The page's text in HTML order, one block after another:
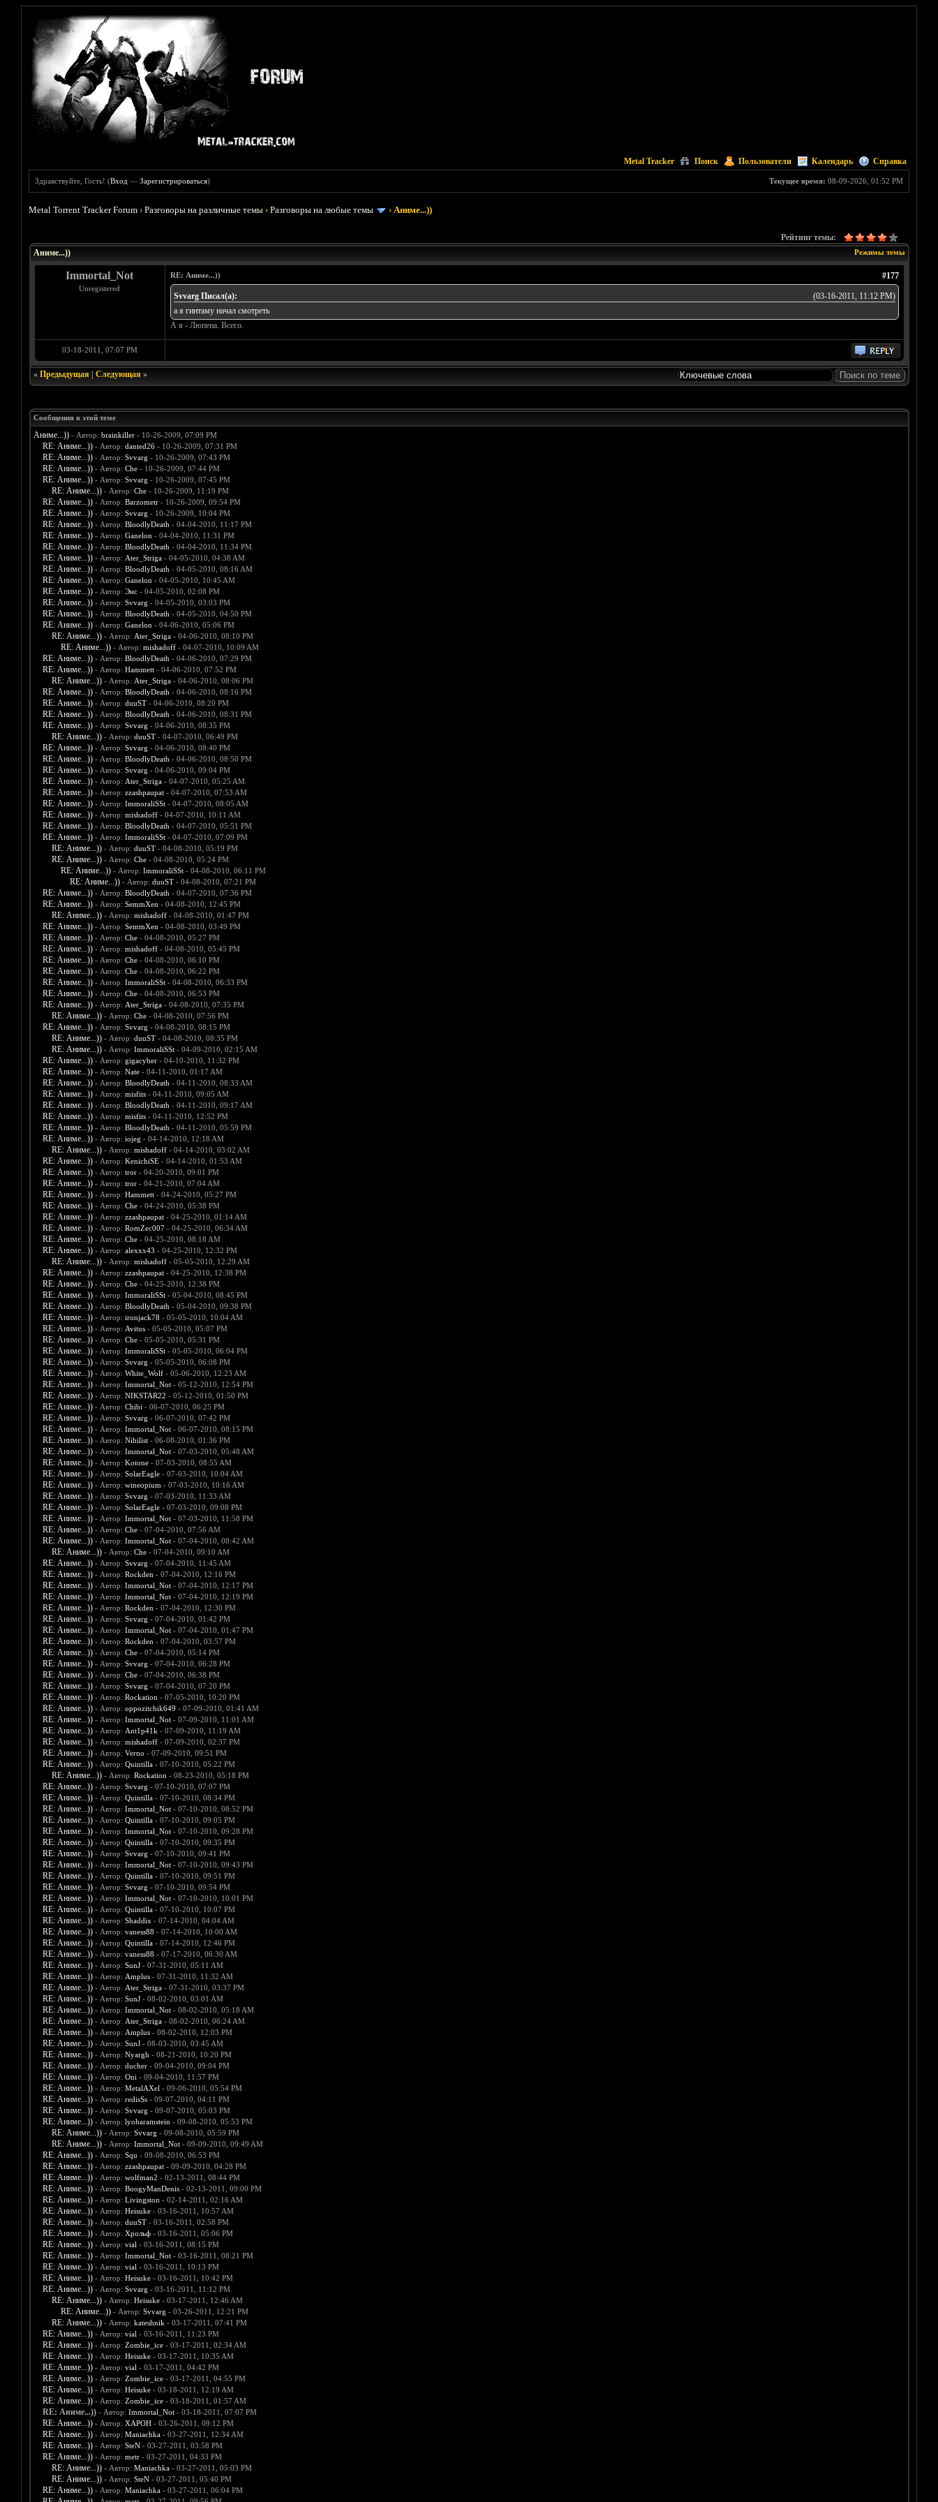
Metal Tracker Поиск Пользователи Календарь Справка
Текущее время: 08-09-2026, 01:52 PM
Здравствуйте, Гость! (Вход —Зарегистрироваться)
Metal Torrent Tracker Forum ›Разговоры на различные темы ›Разговоры на любые темы ›Аниме...))
Рейтинг темы:
Режимы темы
Аниме...))
Immortal_Not
Unregistered
#177
RE: Аниме...))
(03-16-2011, 11:12 PM)
Svvarg Писал(а):
а я гинтаму начал смотреть
А я - Люпена. Всего.
03-18-2011, 07:07 PM
« Предыдущая| Следующая»
Сообщения в этой теме
Аниме...)) - Автор: brainkiller- 10-26-2009, 07:09 PM
RE: Аниме...)) - Автор: danted26- 10-26-2009, 07:31 PM
RE: Аниме...)) - Автор: Svvarg - 10-26-2009, 07:43 PM
RE: Аниме...)) - Автор: Che- 10-26-2009, 07:44 PM
RE: Аниме...)) - Автор: Svvarg - 10-26-2009, 07:45 PM
RE: Аниме...)) - Автор: Che- 10-26-2009, 11:19 PM
RE: Аниме...)) - Автор: Barzometr- 10-26-2009, 09:54 PM
RE: Аниме...)) - Автор: Svvarg - 10-26-2009, 10:04 PM
RE: Аниме...)) - Автор: BloodlyDeath - 04-04-2010, 11:17 PM
RE: Аниме...)) - Автор: Ganelon - 04-04-2010, 11:31 PM
RE: Аниме...)) - Автор: BloodlyDeath - 04-04-2010, 11:34 PM
RE: Аниме...)) - Автор: Ater_Striga- 04-05-2010, 04:38 AM
RE: Аниме...)) - Автор: BloodlyDeath - 04-05-2010, 08:16 AM
RE: Аниме...)) - Автор: Ganelon - 04-05-2010, 10:45 AM
RE: Аниме...)) - Автор: Энс- 04-05-2010, 02:08 PM
RE: Аниме...)) - Автор: Svvarg - 04-05-2010, 03:03 PM
RE: Аниме...)) - Автор: BloodlyDeath - 04-05-2010, 04:50 PM
RE: Аниме...)) - Автор: Ganelon - 04-06-2010, 05:06 PM
RE: Аниме...)) - Автор: Ater_Striga- 04-06-2010, 08:10 PM
RE: Аниме...)) - Автор: mishadoff- 04-07-2010, 10:09 AM
RE: Аниме...)) - Автор: BloodlyDeath - 04-06-2010, 07:29 PM
RE: Аниме...)) - Автор: Hammett- 04-06-2010, 07:52 PM
RE: Аниме...)) - Автор: Ater_Striga- 04-06-2010, 08:06 PM
RE: Аниме...)) - Автор: BloodlyDeath - 04-06-2010, 08:16 PM
RE: Аниме...)) - Автор: duuST- 04-06-2010, 08:20 PM
RE: Аниме...)) - Автор: BloodlyDeath - 04-06-2010, 08:31 PM
RE: Аниме...)) - Автор: Svvarg - 04-06-2010, 08:35 PM
RE: Аниме...)) - Автор: duuST- 04-07-2010, 06:49 PM
RE: Аниме...)) - Автор: Svvarg - 04-06-2010, 08:40 PM
RE: Аниме...)) - Автор: BloodlyDeath - 04-06-2010, 08:50 PM
RE: Аниме...)) - Автор: Svvarg - 04-06-2010, 09:04 PM
RE: Аниме...)) - Автор: Ater_Striga- 04-07-2010, 05:25 AM
RE: Аниме...)) - Автор: zzashpaupat- 04-07-2010, 07:53 AM
RE: Аниме...)) - Автор: ImmoraliSSt- 04-07-2010, 08:05 AM
RE: Аниме...)) - Автор: mishadoff- 04-07-2010, 10:11 AM
RE: Аниме...)) - Автор: BloodlyDeath - 04-07-2010, 05:51 PM
RE: Аниме...)) - Автор: ImmoraliSSt- 04-07-2010, 07:09 PM
RE: Аниме...)) - Автор: duuST- 04-08-2010, 05:19 PM
RE: Аниме...)) - Автор: Che- 04-08-2010, 05:24 PM
RE: Аниме...)) - Автор: ImmoraliSSt- 04-08-2010, 06:11 PM
RE: Аниме...)) - Автор: duuST- 04-08-2010, 07:21 PM
RE: Аниме...)) - Автор: BloodlyDeath - 04-07-2010, 07:36 PM
RE: Аниме...)) - Автор: SemmXen - 04-08-2010, 12:45 PM
RE: Аниме...)) - Автор: mishadoff- 04-08-2010, 01:47 PM
RE: Аниме...)) - Автор: SemmXen - 04-08-2010, 03:49 PM
RE: Аниме...)) - Автор: Che- 04-08-2010, 05:27 PM
RE: Аниме...)) - Автор: mishadoff- 04-08-2010, 05:45 PM
RE: Аниме...)) - Автор: Che- 04-08-2010, 06:10 PM
RE: Аниме...)) - Автор: Che- 04-08-2010, 06:22 PM
RE: Аниме...)) - Автор: ImmoraliSSt- 04-08-2010, 06:33 PM
RE: Аниме...)) - Автор: Che- 04-08-2010, 06:53 PM
RE: Аниме...)) - Автор: Ater_Striga- 04-08-2010, 07:35 PM
RE: Аниме...)) - Автор: Che- 04-08-2010, 07:56 PM
RE: Аниме...)) - Автор: Svvarg - 04-08-2010, 08:15 PM
RE: Аниме...)) - Автор: duuST- 04-08-2010, 08:35 PM
RE: Аниме...)) - Автор: ImmoraliSSt- 04-09-2010, 02:15 AM
RE: Аниме...)) - Автор: gigacyber- 04-10-2010, 11:32 PM
RE: Аниме...)) - Автор: Nate- 04-11-2010, 01:17 AM
RE: Аниме...)) - Автор: BloodlyDeath - 04-11-2010, 08:33 AM
RE: Аниме...)) - Автор: misfits- 04-11-2010, 09:05 AM
RE: Аниме...)) - Автор: BloodlyDeath - 04-11-2010, 09:17 AM
RE: Аниме...)) - Автор: misfits- 04-11-2010, 12:52 PM
RE: Аниме...)) - Автор: BloodlyDeath - 04-11-2010, 05:59 PM
RE: Аниме...)) - Автор: iojeg - 04-14-2010, 12:18 AM
RE: Аниме...)) - Автор: mishadoff- 04-14-2010, 03:02 AM
RE: Аниме...)) - Автор: KenichiSE- 04-14-2010, 01:53 AM
RE: Аниме...)) - Автор: tror- 04-20-2010, 09:01 PM
RE: Аниме...)) - Автор: tror- 04-21-2010, 07:04 AM
RE: Аниме...)) - Автор: Hammett- 04-24-2010, 05:27 PM
RE: Аниме...)) - Автор: Che- 04-24-2010, 05:38 PM
RE: Аниме...)) - Автор: zzashpaupat- 04-25-2010, 01:14 AM
RE: Аниме...)) - Автор: RomZec007- 04-25-2010, 06:34 AM
RE: Аниме...)) - Автор: Che- 04-25-2010, 08:18 AM
RE: Аниме...)) - Автор: alexxx43 - 04-25-2010, 12:32 PM
RE: Аниме...)) - Автор: mishadoff- 05-05-2010, 12:29 AM
RE: Аниме...)) - Автор: zzashpaupat- 04-25-2010, 12:38 PM
RE: Аниме...)) - Автор: Che- 04-25-2010, 12:38 PM
RE: Аниме...)) - Автор: ImmoraliSSt- 05-04-2010, 08:45 PM
RE: Аниме...)) - Автор: BloodlyDeath - 05-04-2010, 09:38 PM
RE: Аниме...)) - Автор: ironjack78 - 05-05-2010, 10:04 AM
RE: Аниме...)) - Автор: Avitus- 05-05-2010, 05:07 PM
RE: Аниме...)) - Автор: Che- 05-05-2010, 05:31 PM
RE: Аниме...)) - Автор: ImmoraliSSt- 05-05-2010, 06:04 PM
RE: Аниме...)) - Автор: Svvarg - 05-05-2010, 06:08 PM
RE: Аниме...)) - Автор: White_Wolf- 05-06-2010, 12:23 AM
RE: Аниме...)) - Автор: Immortal_Not- 05-12-2010, 12:54 PM
RE: Аниме...)) - Автор: NIKSTAR22 - 05-12-2010, 01:50 PM
RE: Аниме...)) - Автор: Chibi - 06-07-2010, 06:25 PM
RE: Аниме...)) - Автор: Svvarg - 06-07-2010, 07:42 PM
RE: Аниме...)) - Автор: Immortal_Not- 06-07-2010, 08:15 PM
RE: Аниме...)) - Автор: Nihilist- 06-08-2010, 01:36 PM
RE: Аниме...)) - Автор: Immortal_Not- 07-03-2010, 05:48 AM
RE: Аниме...)) - Автор: Kotone- 07-03-2010, 08:55 AM
RE: Аниме...)) - Автор: SolarEagle- 07-03-2010, 10:04 AM
RE: Аниме...)) - Автор: wineopium - 07-03-2010, 10:16 AM
RE: Аниме...)) - Автор: Svvarg - 07-03-2010, 11:33 AM
RE: Аниме...)) - Автор: SolarEagle- 07-03-2010, 09:08 PM
RE: Аниме...)) - Автор: Immortal_Not- 07-03-2010, 11:58 PM
RE: Аниме...)) - Автор: Che- 07-04-2010, 07:56 AM
RE: Аниме...)) - Автор: Immortal_Not- 07-04-2010, 08:42 AM
RE: Аниме...)) - Автор: Che- 07-04-2010, 09:10 AM
RE: Аниме...)) - Автор: Svvarg - 07-04-2010, 11:45 AM
RE: Аниме...)) - Автор: Rockden - 07-04-2010, 12:16 PM
RE: Аниме...)) - Автор: Immortal_Not- 07-04-2010, 12:17 PM
RE: Аниме...)) - Автор: Immortal_Not- 07-04-2010, 12:19 PM
RE: Аниме...)) - Автор: Rockden - 07-04-2010, 12:30 PM
RE: Аниме...)) - Автор: Svvarg - 07-04-2010, 01:42 PM
RE: Аниме...)) - Автор: Immortal_Not- 07-04-2010, 01:47 PM
RE: Аниме...)) - Автор: Rockden - 07-04-2010, 03:57 PM
RE: Аниме...)) - Автор: Che- 07-04-2010, 05:14 PM
RE: Аниме...)) - Автор: Svvarg - 07-04-2010, 06:28 PM
RE: Аниме...)) - Автор: Che- 07-04-2010, 06:38 PM
RE: Аниме...)) - Автор: Svvarg - 07-04-2010, 07:20 PM
RE: Аниме...)) - Автор: Rockation - 07-05-2010, 10:20 PM
RE: Аниме...)) - Автор: oppozitchik649 - 07-09-2010, 01:41 AM
RE: Аниме...)) - Автор: Immortal_Not- 07-09-2010, 11:01 AM
RE: Аниме...)) - Автор: Ant1p41k - 07-09-2010, 11:19 AM
RE: Аниме...)) - Автор: mishadoff- 07-09-2010, 02:37 PM
RE: Аниме...)) - Автор: Verno - 07-09-2010, 09:51 PM
RE: Аниме...)) - Автор: Quintilla- 07-10-2010, 05:22 PM
RE: Аниме...)) - Автор: Rockation - 08-23-2010, 05:18 PM
RE: Аниме...)) - Автор: Svvarg - 07-10-2010, 07:07 PM
RE: Аниме...)) - Автор: Quintilla- 07-10-2010, 08:34 PM
RE: Аниме...)) - Автор: Immortal_Not- 07-10-2010, 08:52 PM
RE: Аниме...)) - Автор: Quintilla- 07-10-2010, 09:05 PM
RE: Аниме...)) - Автор: Immortal_Not- 07-10-2010, 09:28 PM
RE: Аниме...)) - Автор: Quintilla- 07-10-2010, 09:35 PM
RE: Аниме...)) - Автор: Svvarg - 07-10-2010, 09:41 PM
RE: Аниме...)) - Автор: Immortal_Not- 07-10-2010, 09:43 PM
RE: Аниме...)) - Автор: Quintilla- 07-10-2010, 09:51 PM
RE: Аниме...)) - Автор: Svvarg - 07-10-2010, 09:54 PM
RE: Аниме...)) - Автор: Immortal_Not- 07-10-2010, 10:01 PM
RE: Аниме...)) - Автор: Quintilla- 07-10-2010, 10:07 PM
RE: Аниме...)) - Автор: Shaddix - 07-14-2010, 04:04 AM
RE: Аниме...)) - Автор: vaness88 - 07-14-2010, 10:00 AM
RE: Аниме...)) - Автор: Quintilla- 07-14-2010, 12:46 PM
RE: Аниме...)) - Автор: vaness88 - 07-17-2010, 06:30 AM
RE: Аниме...)) - Автор: SunJ- 07-31-2010, 05:11 AM
RE: Аниме...)) - Автор: Amplus- 07-31-2010, 11:32 AM
RE: Аниме...)) - Автор: Ater_Striga- 07-31-2010, 03:37 PM
RE: Аниме...)) - Автор: SunJ- 08-02-2010, 03:01 AM
RE: Аниме...)) - Автор: Immortal_Not- 08-02-2010, 05:18 AM
RE: Аниме...)) - Автор: Ater_Striga- 08-02-2010, 06:24 AM
RE: Аниме...)) - Автор: Amplus- 08-02-2010, 12:03 PM
RE: Аниме...)) - Автор: SunJ- 08-03-2010, 03:45 AM
RE: Аниме...)) - Автор: Nyargh - 08-21-2010, 10:20 PM
RE: Аниме...)) - Автор: ducher- 09-04-2010, 09:04 PM
RE: Аниме...)) - Автор: Oni - 09-04-2010, 11:57 PM
RE: Аниме...)) - Автор: MetalAXel - 09-06-2010, 05:54 PM
RE: Аниме...)) - Автор: redisSs- 09-07-2010, 04:11 PM
RE: Аниме...)) - Автор: Svvarg - 09-07-2010, 05:03 PM
RE: Аниме...)) - Автор: lyoharamstein - 09-08-2010, 05:53 PM
RE: Аниме...)) - Автор: Svvarg - 09-08-2010, 05:59 PM
RE: Аниме...)) - Автор: Immortal_Not- 09-09-2010, 09:49 AM
RE: Аниме...)) - Автор: Squ - 09-08-2010, 06:53 PM
RE: Аниме...)) - Автор: zzashpaupat- 09-09-2010, 04:28 PM
RE: Аниме...)) - Автор: wolfman2 - 02-13-2011, 08:44 PM
RE: Аниме...)) - Автор: BoogyManDenis- 02-13-2011, 09:00 PM
RE: Аниме...)) - Автор: Livingston - 02-14-2011, 02:16 AM
RE: Аниме...)) - Автор: Heisuke- 03-16-2011, 10:57 AM
RE: Аниме...)) - Автор: duuST- 03-16-2011, 02:58 PM
RE: Аниме...)) - Автор: Хрольф- 03-16-2011, 05:06 PM
RE: Аниме...)) - Автор: vial - 03-16-2011, 08:15 PM
RE: Аниме...)) - Автор: Immortal_Not- 03-16-2011, 08:21 PM
RE: Аниме...)) - Автор: vial - 03-16-2011, 10:13 PM
RE: Аниме...)) - Автор: Heisuke- 03-16-2011, 10:42 PM
RE: Аниме...)) - Автор: Svvarg - 03-16-2011, 11:12 PM
RE: Аниме...)) - Автор: Heisuke- 03-17-2011, 12:46 AM
RE: Аниме...)) - Автор: Svvarg - 03-26-2011, 12:21 PM
RE: Аниме...)) - Автор: kateshnik - 03-17-2011, 07:41 PM
RE: Аниме...)) - Автор: vial - 03-16-2011, 11:23 PM
RE: Аниме...)) - Автор: Zombie_ice- 03-17-2011, 02:34 AM
RE: Аниме...)) - Автор: Heisuke- 03-17-2011, 10:35 AM
RE: Аниме...)) - Автор: vial - 03-17-2011, 04:42 PM
RE: Аниме...)) - Автор: Zombie_ice- 03-17-2011, 04:55 PM
RE: Аниме...)) - Автор: Heisuke- 03-18-2011, 12:19 AM
RE: Аниме...)) - Автор: Zombie_ice- 03-18-2011, 01:57 AM
RE: Аниме...)) - Автор: Immortal_Not- 03-18-2011, 07:07 PM
RE: Аниме...)) - Автор: XAPOH- 03-26-2011, 09:12 PM
RE: Аниме...)) - Автор: Maniachka- 03-27-2011, 12:34 AM
RE: Аниме...)) - Автор: SteN- 03-27-2011, 03:58 PM
RE: Аниме...)) - Автор: metr- 03-27-2011, 04:33 PM
RE: Аниме...)) - Автор: Maniachka- 03-27-2011, 05:03 PM
RE: Аниме...)) - Автор: SteN- 03-27-2011, 05:40 PM
RE: Аниме...)) - Автор: Maniachka- 03-27-2011, 06:04 PM